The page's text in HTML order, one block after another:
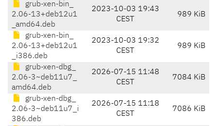
grub-xen-bin_
2.06-13+deb12u1
_amd64.deb
2023-10-03 19:43
CEST
989 KiB
grub-xen-bin_
2.06-13+deb12u1
_i386.deb
2023-10-03 19:32
CEST
989 KiB
grub-xen-dbg_
2.06-3~deb11u7_
amd64.deb
2026-07-15 11:48
CEST
7084 KiB
grub-xen-dbg_
2.06-3~deb11u7_i
386.deb
2026-07-15 11:18
CEST
7086 KiB